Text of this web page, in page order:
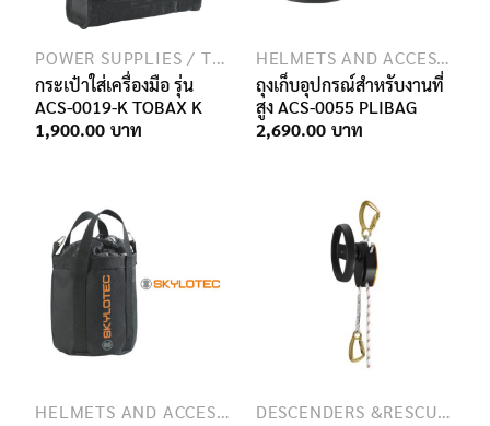
POWER SUPPLIES / TRANSMISSION / TELECOMMUNICATION
กระเป๋าใส่เครื่องมือ รุ่น
ACS-0019-K TOBAX K
1,900.00
HELMETS AND ACCESSORIES
ถุงเก็บอุปกรณ์สำหรับงานที่
สูง ACS-0055 PLIBAG
2,690.00
HELMETS AND ACCESSORIES
DESCENDERS &RESCUE DEVICES